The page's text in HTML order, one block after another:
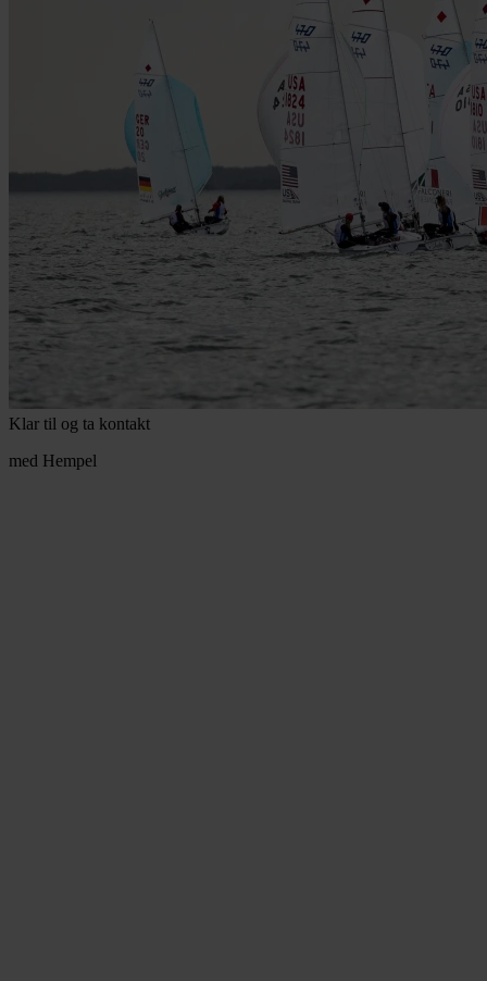
Klar til og ta kontakt
med Hempel